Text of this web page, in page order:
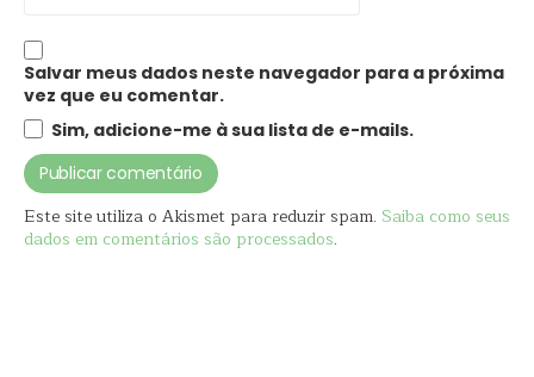
Salvar meus dados neste navegador para a próxima
vez que eu comentar.
Sim, adicione-me à sua lista de e-mails.
Este site utiliza o Akismet para reduzir spam. Saiba como seus
dados em comentários são processados.